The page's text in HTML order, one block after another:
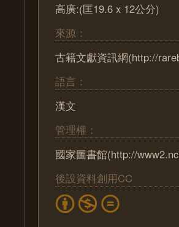
高廣:(匡19.6 x 12公分)
來源：
古籍文獻資訊網(http://
語言：
漢文
管理權：
國家圖書館(http://
後設資料創用CC